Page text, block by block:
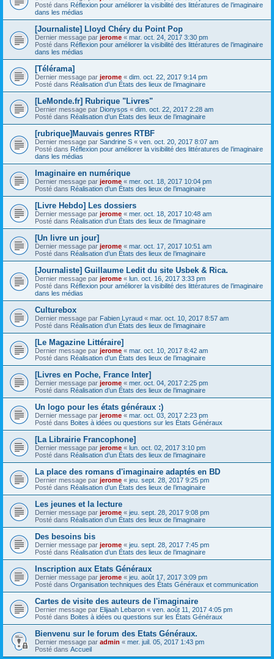
Posté dans Réflexion pour améliorer la visibilité des littératures de l’imaginaire
dans les médias
[Journaliste] Lloyd Chéry du Point Pop
Dernier message par jerome « mar. oct. 24, 2017 3:30 pm
Posté dans Réflexion pour améliorer la visibilité des littératures de l’imaginaire
dans les médias
[Télérama]
Dernier message par jerome « dim. oct. 22, 2017 9:14 pm
Posté dans Réalisation d’un États des lieux de l’imaginaire
[LeMonde.fr] Rubrique "Livres"
Dernier message par Dionysos « dim. oct. 22, 2017 2:28 am
Posté dans Réalisation d’un États des lieux de l’imaginaire
[rubrique]Mauvais genres RTBF
Dernier message par Sandrine S « ven. oct. 20, 2017 8:07 am
Posté dans Réflexion pour améliorer la visibilité des littératures de l’imaginaire
dans les médias
Imaginaire en numérique
Dernier message par jerome « mer. oct. 18, 2017 10:04 pm
Posté dans Réalisation d’un États des lieux de l’imaginaire
[Livre Hebdo] Les dossiers
Dernier message par jerome « mer. oct. 18, 2017 10:48 am
Posté dans Réalisation d’un États des lieux de l’imaginaire
[Un livre un jour]
Dernier message par jerome « mar. oct. 17, 2017 10:51 am
Posté dans Réalisation d’un États des lieux de l’imaginaire
[Journaliste] Guillaume Ledit du site Usbek & Rica.
Dernier message par jerome « lun. oct. 16, 2017 3:33 pm
Posté dans Réflexion pour améliorer la visibilité des littératures de l’imaginaire
dans les médias
Culturebox
Dernier message par Fabien Lyraud « mar. oct. 10, 2017 8:57 am
Posté dans Réalisation d’un États des lieux de l’imaginaire
[Le Magazine Littéraire]
Dernier message par jerome « mar. oct. 10, 2017 8:42 am
Posté dans Réalisation d’un États des lieux de l’imaginaire
[Livres en Poche, France Inter]
Dernier message par jerome « mer. oct. 04, 2017 2:25 pm
Posté dans Réalisation d’un États des lieux de l’imaginaire
Un logo pour les états généraux :)
Dernier message par jerome « mar. oct. 03, 2017 2:23 pm
Posté dans Boites à idées ou questions sur les États Généraux
[La Librairie Francophone]
Dernier message par jerome « lun. oct. 02, 2017 3:10 pm
Posté dans Réalisation d’un États des lieux de l’imaginaire
La place des romans d'imaginaire adaptés en BD
Dernier message par jerome « jeu. sept. 28, 2017 9:25 pm
Posté dans Réalisation d’un États des lieux de l’imaginaire
Les jeunes et la lecture
Dernier message par jerome « jeu. sept. 28, 2017 9:08 pm
Posté dans Réalisation d’un États des lieux de l’imaginaire
Des besoins bis
Dernier message par jerome « jeu. sept. 28, 2017 7:45 pm
Posté dans Réalisation d’un États des lieux de l’imaginaire
Inscription aux Etats Généraux
Dernier message par jerome « jeu. août 17, 2017 3:09 pm
Posté dans Organisation techniques des États Généraux et communication
Cartes de visite des auteurs de l'imaginaire
Dernier message par Elijaah Lebaron « ven. août 11, 2017 4:05 pm
Posté dans Boites à idées ou questions sur les États Généraux
Bienvenu sur le forum des Etats Généraux.
Dernier message par admin « mer. juil. 05, 2017 1:43 pm
Posté dans Accueil